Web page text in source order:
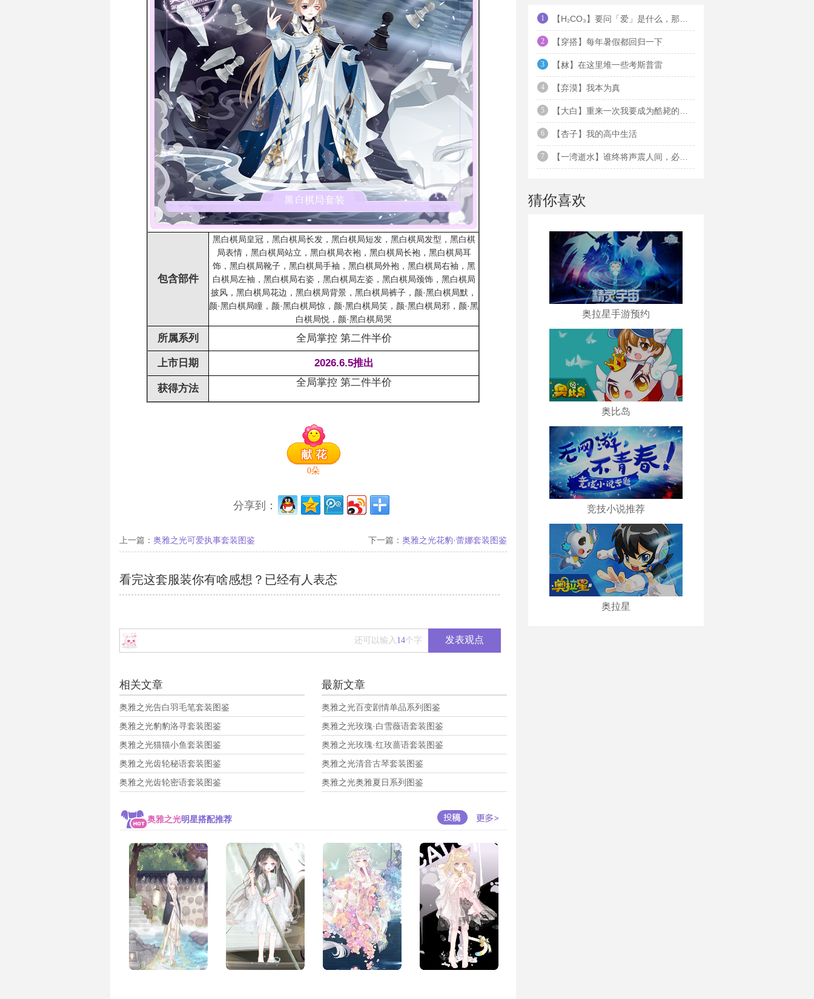
包含部件
黑白棋局皇冠，黑白棋局长发，黑白棋局短发，黑白棋局发型，黑白棋
局表情，黑白棋局站立，黑白棋局衣袍，黑白棋局长袍，黑白棋局耳
饰，黑白棋局靴子，黑白棋局手袖，黑白棋局外袍，黑白棋局右袖，黑
白棋局左袖，黑白棋局右姿，黑白棋局左姿，黑白棋局颈饰，黑白棋局
披风，黑白棋局花边，黑白棋局背景，黑白棋局裤子，颜·黑白棋局默，
颜·黑白棋局瞳，颜·黑白棋局惊，颜·黑白棋局笑，颜·黑白棋局邪，颜·黑
白棋局悦，颜·黑白棋局哭
所属系列 全局掌控 第二件半价
上市日期 2026.6.5推出
获得方法 全局掌控 第二件半价
0朵
分享到：
上一篇： 奥雅之光可爱执事套装图鉴 下一篇： 奥雅之光花豹·蕾娜套装图鉴
看完这套服装你有啥感想？已经有人表态
还可以输入 14个字 发表观点
相关文章
奥雅之光告白羽毛笔套装图鉴
奥雅之光豹豹洛寻套装图鉴
奥雅之光猫猫小鱼套装图鉴
奥雅之光齿轮秘语套装图鉴
奥雅之光齿轮密语套装图鉴
最新文章
奥雅之光百变剧情单品系列图鉴
奥雅之光玫瑰·白雪薇语套装图鉴
奥雅之光玫瑰·红玫蔷语套装图鉴
奥雅之光清音古琴套装图鉴
奥雅之光奥雅夏日系列图鉴
奥雅之光明星搭配推荐
1
2 【穿搭】每年暑假都回归一下
3 【沝】在这里堆一些考斯普雷
4 【弃漠】我本为真
5
6 【杏子】我的高中生活
7
猜你喜欢
奥拉星手游预约
奥比岛
竞技小说推荐
奥拉星